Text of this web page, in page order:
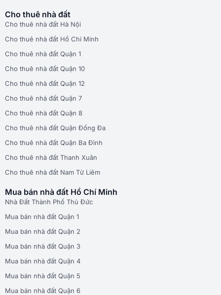
Cho thuê nhà đất
Cho thuê nhà đất Hà Nội
Cho thuê nhà đất Hồ Chí Minh
Cho thuê nhà đất Quận 1
Cho thuê nhà đất Quận 10
Cho thuê nhà đất Quận 12
Cho thuê nhà đất Quận 7
Cho thuê nhà đất Quận 8
Cho thuê nhà đất Quận Đống Đa
Cho thuê nhà đất Quận Ba Đình
Cho thuê nhà đất Thanh Xuân
Cho thuê nhà đất Nam Từ Liêm
Mua bán nhà đất Hồ Chí Minh
Nhà Đất Thành Phố Thủ Đức
Mua bán nhà đất Quận 1
Mua bán nhà đất Quận 2
Mua bán nhà đất Quận 3
Mua bán nhà đất Quận 4
Mua bán nhà đất Quận 5
Mua bán nhà đất Quận 6